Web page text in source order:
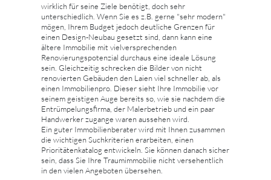
wirklich für seine Ziele benötigt, doch sehr
unterschiedlich. Wenn Sie es z.B. gerne "sehr modern"
mögen, Ihrem Budget jedoch deutliche Grenzen für
einen Design-Neubau gesetzt sind, dann kann eine
ältere Immobilie mit vielversprechenden
Renovierungspotenzial durchaus eine ideale Lösung
sein. Gleichzeitig schrecken die Bilder von nicht
renovierten Gebäuden den Laien viel schneller ab, als
einen Immobilienpro. Dieser sieht Ihre Immobilie vor
seinem geistigen Auge bereits so, wie sie nachdem die
Entrümpelungsfirma, der Malerbetrieb und ein paar
Handwerker zugange waren aussehen wird.
Ein guter Immobilienberater wird mit Ihnen zusammen
die wichtigen Suchkriterien erarbeiten, einen
Prioritätenkatalog entwickeln. Sie können danach sicher
sein, dass Sie Ihre Traumimmobilie nicht versehentlich
in den vielen Angeboten übersehen.